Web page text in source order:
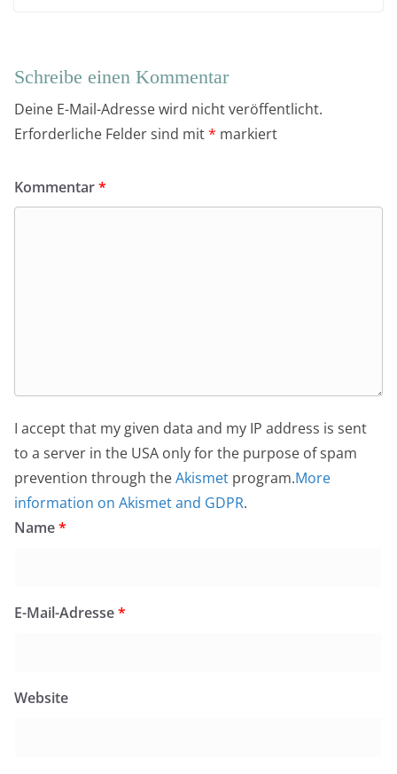
Schreibe einen Kommentar
Deine E-Mail-Adresse wird nicht veröffentlicht.
Erforderliche Felder sind mit* markiert
Kommentar*
I accept that my given data and my IP address is sent
to a server in the USA only for the purpose of spam
prevention through theAkismet program.More
information on Akismet and GDPR.
Name*
E-Mail-Adresse*
Website